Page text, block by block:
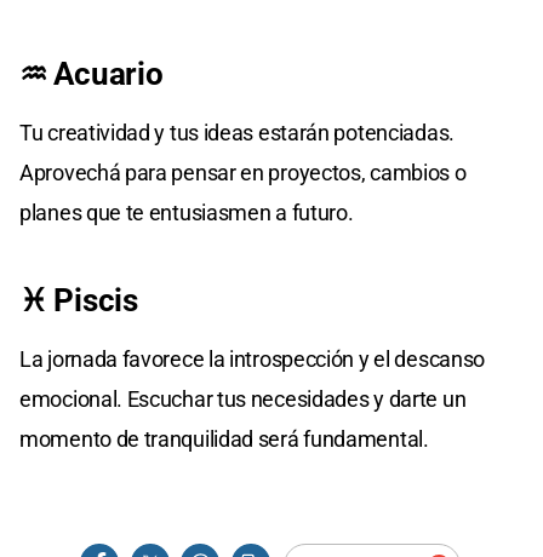
♒ Acuario
Tu creatividad y tus ideas estarán potenciadas.
Aprovechá para pensar en proyectos, cambios o
planes que te entusiasmen a futuro.
♓ Piscis
La jornada favorece la introspección y el descanso
emocional. Escuchar tus necesidades y darte un
momento de tranquilidad será fundamental.